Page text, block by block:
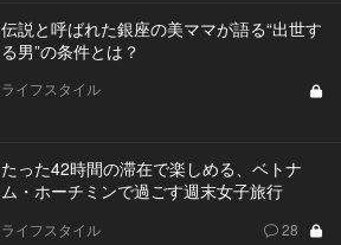
伝説と呼ばれた銀座の美ママが語る“出世す
る男”の条件とは？
ライフスタイル
たった42時間の滞在で楽しめる、ベトナ
ム・ホーチミンで過ごす週末女子旅行
ライフスタイル 28